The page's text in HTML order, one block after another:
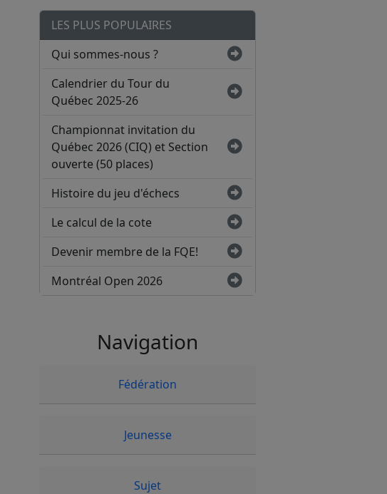
LES PLUS POPULAIRES
Qui sommes-nous ?
Calendrier du Tour du
Québec 2025-26
Championnat invitation du
Québec 2026 (CIQ) et Section
ouverte (50 places)
Histoire du jeu d'échecs
Le calcul de la cote
Devenir membre de la FQE!
Montréal Open 2026
Navigation
Fédération
Jeunesse
Sujet